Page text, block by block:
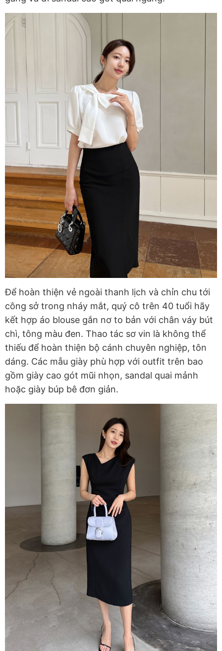
Để hoàn thiện vẻ ngoài thanh lịch và chỉn chu tới
công sở trong nháy mắt, quý cô trên 40 tuổi hãy
kết hợp áo blouse gắn nơ to bản với chân váy bút
chì, tông màu đen. Thao tác sơ vin là không thể
thiếu để hoàn thiện bộ cánh chuyên nghiệp, tôn
dáng. Các mẫu giày phù hợp với outfit trên bao
gồm giày cao gót mũi nhọn, sandal quai mảnh
hoặc giày búp bê đơn giản.